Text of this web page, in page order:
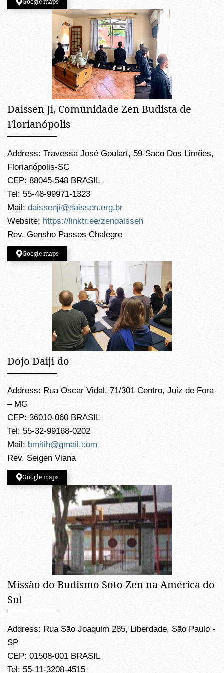
Google maps
Daissen Ji, Comunidade Zen Budista de
Florianópolis
Address: Travessa José Goulart, 59-Saco Dos Limões,
Florianópolis-SC
CEP: 88045-548 BRASIL
Tel: 55-48-99971-1323
Mail: daissenji@daissen.org.br
Website: https://linktr.ee/zendaissen
Rev. Gensho Passos Chalegre
Google maps
Dojō Daiji-dō
Address: Rua Oscar Vidal, 71/301 Centro, Juiz de Fora
– MG
CEP: 36010-060 BRASIL
Tel: 55-32-99168-0202
Mail: bmitih@gmail.com
Rev. Seigen Viana
Google maps
Missão do Budismo Soto Zen na América do
Sul
Address: Rua São Joaquim 285, Liberdade, São Paulo -
SP
CEP: 01508-001 BRASIL
Tel: 55-11-3208-4515